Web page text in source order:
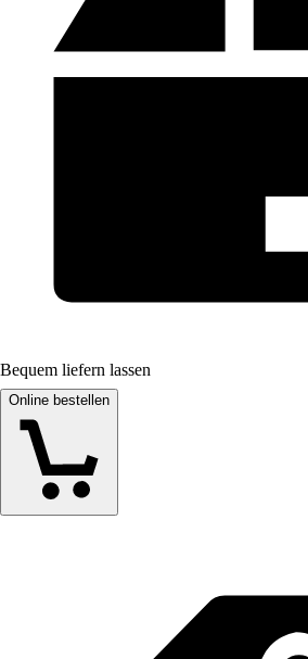
Bequem liefern lassen
Online bestellen